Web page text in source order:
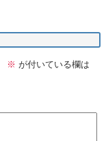
※ が付いている欄は